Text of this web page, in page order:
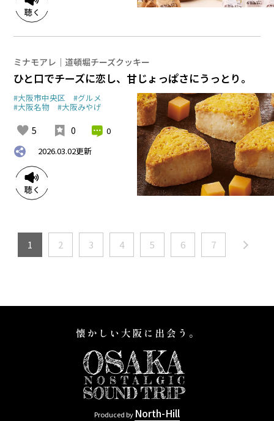
ミナモアレ｜道頓堀チーズクッキー
ひと口でチーズに恋し、甘じょっぱさにうっとり。
#大阪市中央区 #グルメ
#大阪名物 #大阪みやげ
5 0
0
2026.03.02更新
1 2 3 4 5 6 7
Produced by North-Hill